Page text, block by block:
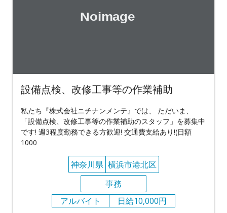
設備点検、改修工事等の作業補助
私たち『株式会社ニチナンメンテ』では、 ただいま、
「設備点検、改修工事等の作業補助のスタッフ」を募集中
です! 週3程度勤務できる方歓迎! 交通費支給あり!(日額
1000
神奈川県 横浜市港北区
事務
アルバイト
日給10,000円